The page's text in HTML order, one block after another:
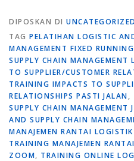
DIPOSKAN DI UNCATEGORIZED
TAG PELATIHAN LOGISTIC
MANAGEMENT FIXED RUNNING
SUPPLY CHAIN MANAGEMENT
TO SUPPLIER/CUSTOMER
TRAINING IMPACTS TO
RELATIONSHIPS PASTI JALAN,
SUPPLY CHAIN MANAGEMENT
AND SUPPLY CHAIN
MANAJEMEN RANTAI
TRAINING MANAJEMEN
ZOOM, TRAINING ONLINE